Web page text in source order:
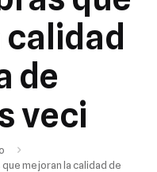
de
veci
mejoran la calidad de